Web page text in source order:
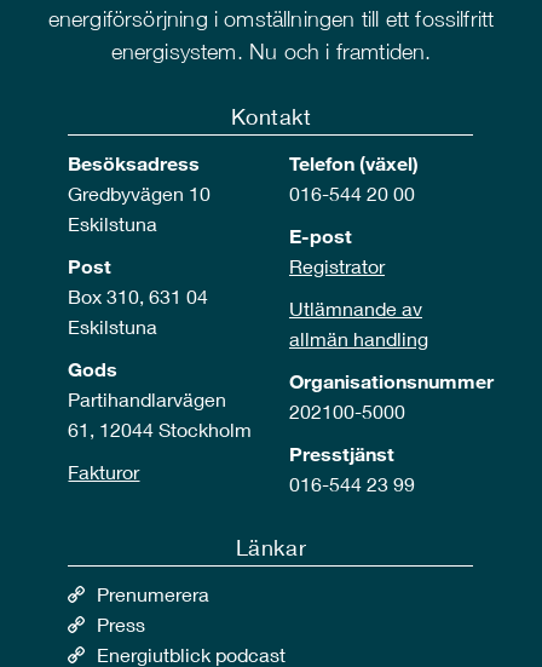
energiförsörjning i omställningen till ett fossilfritt
energisystem. Nu och i framtiden.
Kontakt
Besöksadress
Gredbyvägen 10
Eskilstuna
Post
Box 310, 631 04
Eskilstuna
Gods
Partihandlarvägen
61, 12044 Stockholm
Fakturor
Telefon (växel)
016-544 20 00
E-post
Registrator
Utlämnande av
allmän handling
Organisationsnummer
202100-5000
Presstjänst
016-544 23 99
Länkar
Prenumerera
Press
Energiutblick podcast